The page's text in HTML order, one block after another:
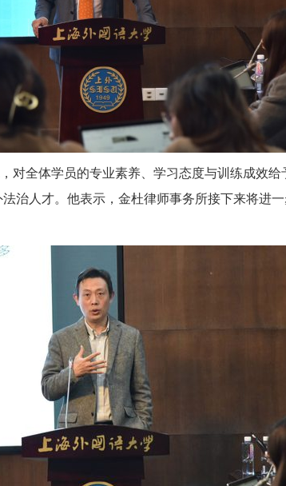
对全体学员的专业素养、学习态度与训练成效
治人才。他表示，金杜律师事务所接下来将进